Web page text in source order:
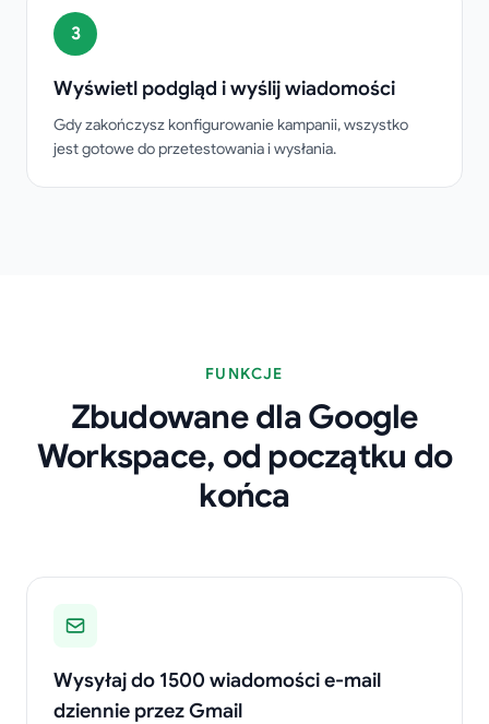
3
Wyświetl podgląd i wyślij wiadomości
Gdy zakończysz konfigurowanie kampanii, wszystko
jest gotowe do przetestowania i wysłania.
FUNKCJE
Zbudowane dla Google
Workspace, od początku do
końca
Wysyłaj do 1500 wiadomości e-mail
dziennie przez Gmail